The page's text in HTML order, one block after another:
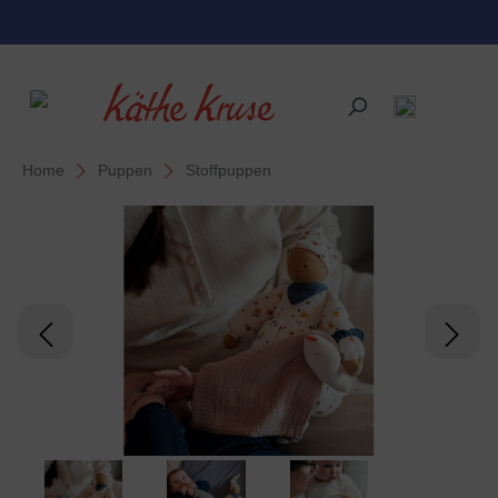
Home Puppen Stoffpuppen
Bildergalerie überspringen